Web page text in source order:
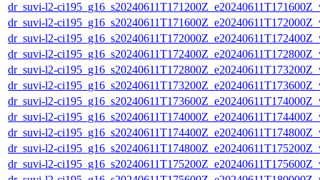
dr_suvi-l2-
dr_suvi-l2-
dr_suvi-l2-
dr_suvi-l2-
dr_suvi-l2-
dr_suvi-l2-
dr_suvi-l2-
dr_suvi-l2-
dr_suvi-l2-
dr_suvi-l2-
dr_suvi-l2-